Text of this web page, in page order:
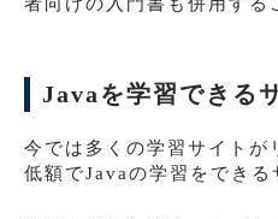
Javaを学習できる
今では多くの学習サイトが
低額でJavaの学習をできる